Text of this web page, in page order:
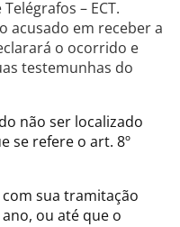
– ECT.
acusado em receber a
o ocorrido e
testemunhas do
não ser localizado
se refere o art. 8º
sua tramitação
ou até que o